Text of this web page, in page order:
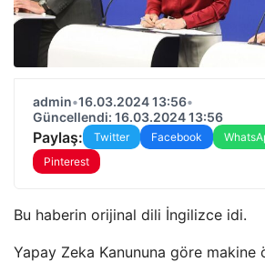
admin•16.03.2024 13:56•
Güncellendi: 16.03.2024 13:56
Paylaş: Twitter Facebook
Pinterest
Bu haberin orijinal dili İngilizce idi.
Yapay Zeka Kanununa göre makine